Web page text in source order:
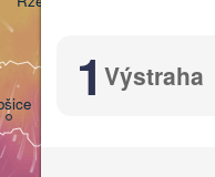
1 Výstraha
Івано-
(Ivano-